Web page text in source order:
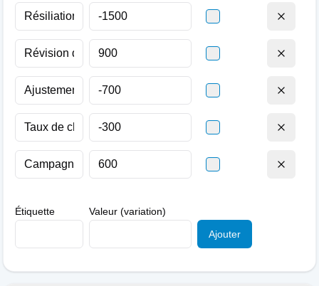
Étiquette
Valeur (variation)
Ajouter